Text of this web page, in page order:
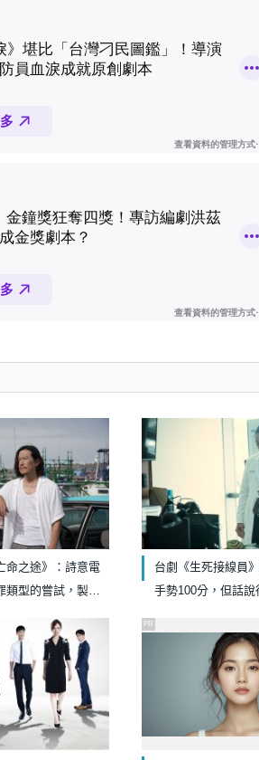
命之途》：詩意電
類型的嘗試，製作
台劇《生死接線員
手勢100分，但話說
PR